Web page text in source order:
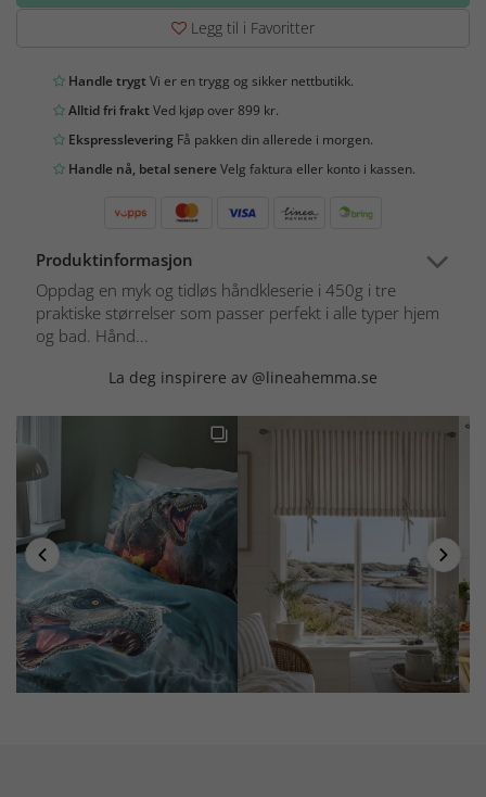
Legg til i Favoritter
Handle trygtVi er en trygg og sikker nettbutikk.
Alltid fri fraktVed kjøp over 899 kr.
Ekspresslevering Få pakken din allerede i morgen.
Handle nå, betal senereVelg faktura eller konto i kassen.
Produktinformasjon
Oppdag en myk og tidløs håndkleserie i 450g i tre
praktiske størrelser som passer perfekt i alle typer hjem
og bad. Hånd...
La deg inspirere av @lineahemma.se